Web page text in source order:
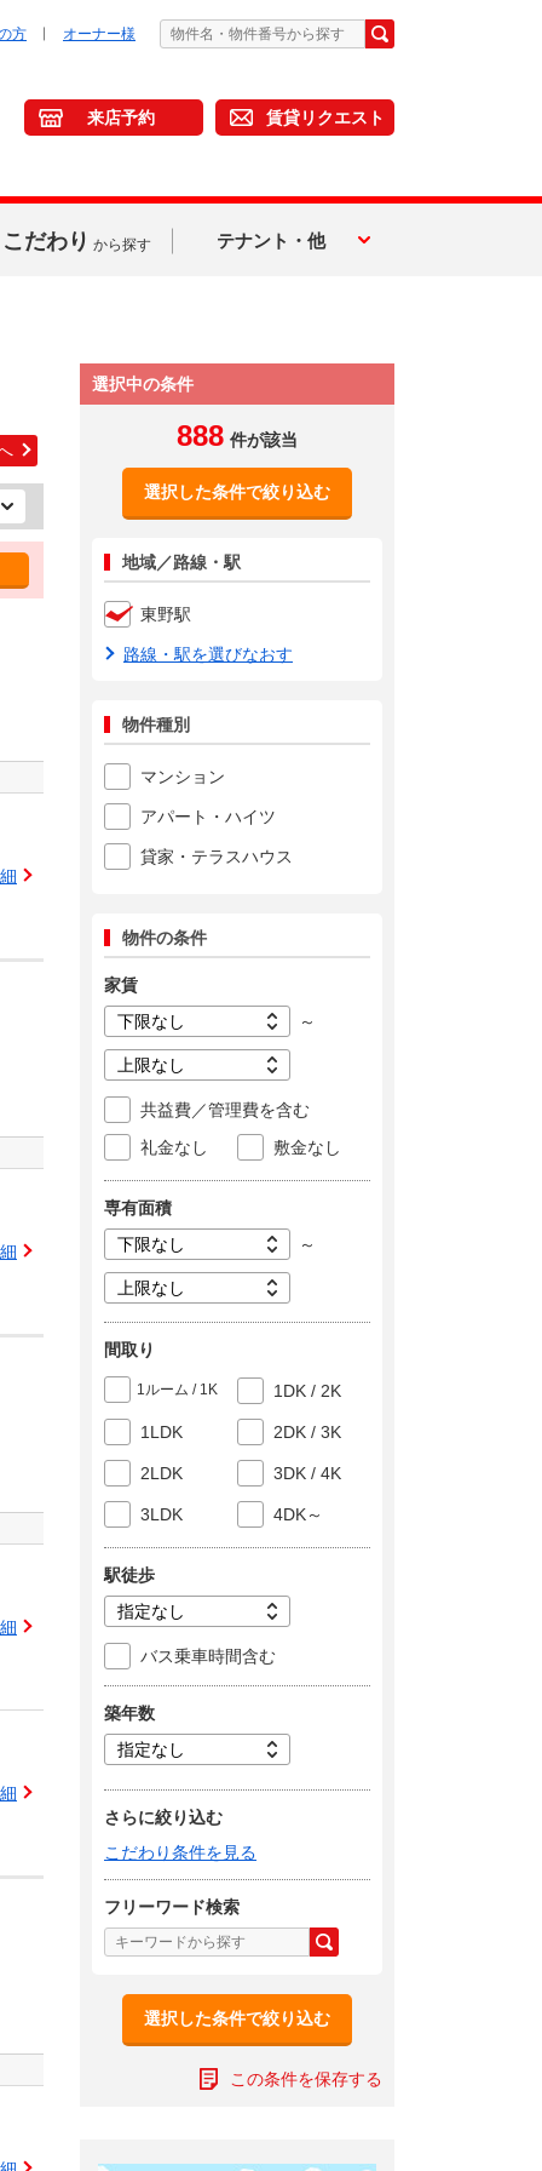
方 オーナー様
来店予約 賃貸リクエスト
こだわり から探す テナント・他
選択中の条件
888 件が該当
選択した条件で絞り込む
地域／路線・駅
東野駅
路線・駅を選びなおす
物件種別
マンション
アパート・ハイツ
貸家・テラスハウス
物件の条件
家賃
～
共益費／管理費を含む
礼金なし
敷金なし
専有面積
～
間取り
1ルーム / 1K 1DK / 2K
1LDK 2DK / 3K
2LDK 3DK / 4K
3LDK 4DK～
駅徒歩
バス乗車時間含む
築年数
さらに絞り込む
こだわり条件を見る
フリーワード検索
選択した条件で絞り込む
この条件を保存する